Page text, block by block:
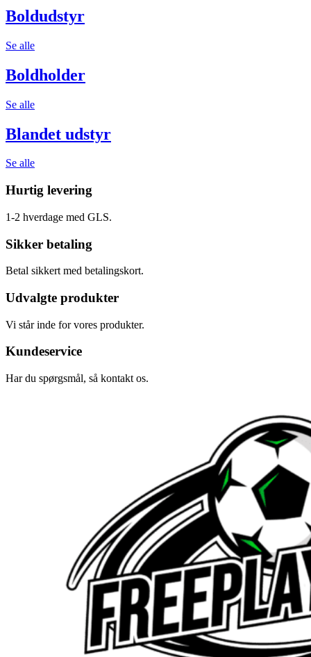
Boldudstyr
Se alle
Boldholder
Se alle
Blandet udstyr
Se alle
Hurtig levering
1-2 hverdage med GLS.
Sikker betaling
Betal sikkert med betalingskort.
Udvalgte produkter
Vi står inde for vores produkter.
Kundeservice
Har du spørgsmål, så kontakt os.